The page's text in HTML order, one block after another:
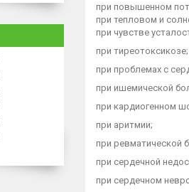
при повышенном
при тепловом и
при чувстве
при тиреотоксикозе;
при проблемах с
при ишемической
при кардиогенном
при аритмии;
при ревматической
при сердечной
при сердечном